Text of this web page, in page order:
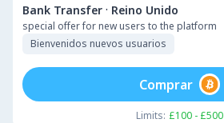
Bank Transfer · Reino Unido
special offer for new users to the platform
Bienvenidos nuevos usuarios
Limits: £100 - £500
Comprar